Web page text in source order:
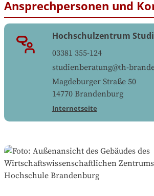
Ansprechpersonen und
Hochschulzentrum
03381 355-124
studienberatung@th-
Magdeburger Straße 50
14770 Brandenburg
Internetseite